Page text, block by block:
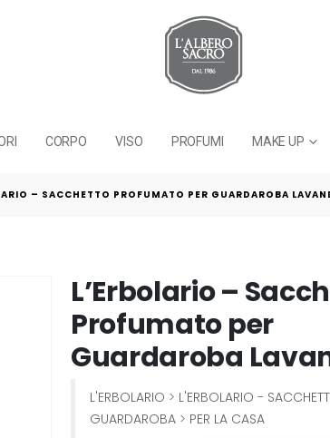
CORPO VISO PROFUMI MAKE UP
– SACCHETTO PROFUMATO PER GUARDAROBA
L’Erbolario –
Profumato per
Guardaroba
L'ERBOLARIO > L'ERBOLARIO -
GUARDAROBA> PER LA CASA